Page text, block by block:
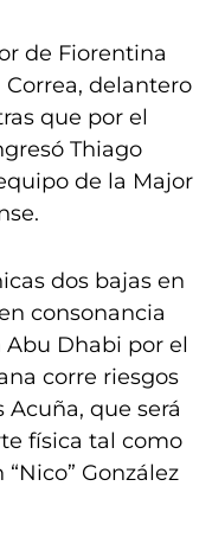
de Fiorentina
delantero
que por el
Thiago
de la Major
dos bajas en
consonancia
Dhabi por el
corre riesgos
que será
física tal como
González